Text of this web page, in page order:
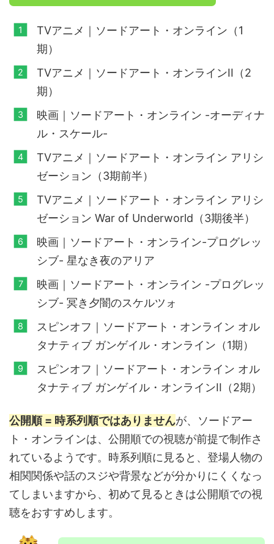
TVアニメ｜ソードアート・オンライン（1
期）
TVアニメ｜ソードアート・オンラインII（2
期）
映画｜ソードアート・オンライン -オーディナ
ル・スケール-
TVアニメ｜ソードアート・オンライン アリシ
ゼーション（3期前半）
TVアニメ｜ソードアート・オンライン アリシ
ゼーション War of Underworld（3期後半）
映画｜ソードアート・オンライン-プログレッ
シブ- 星なき夜のアリア
映画｜ソードアート・オンライン -プログレッ
シブ- 冥き夕闇のスケルツォ
スピンオフ｜ソードアート・オンライン オル
タナティブ ガンゲイル・オンライン（1期）
スピンオフ｜ソードアート・オンライン オル
タナティブ ガンゲイル・オンラインII（2期）
公開順 = 時系列順ではありませんが、ソードアー
ト・オンラインは、公開順での視聴が前提で制作さ
れているようです。時系列順に見ると、登場人物の
相関関係や話のスジや背景などが分かりにくくなっ
てしまいますから、初めて見るときは公開順での視
聴をおすすめします。